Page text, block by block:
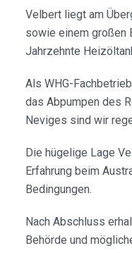
Velbert liegt am
sowie einem großen
Jahrzehnte
Als WHG-
das Abpumpen des
Neviges sind wir
Die hügelige Lage
Erfahrung beim
Bedingungen.
Nach Abschluss
Behörde und